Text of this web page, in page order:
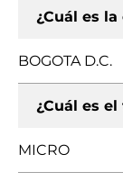
¿Cuál es
BOGOTA D.C.
¿Cuál es
MICRO